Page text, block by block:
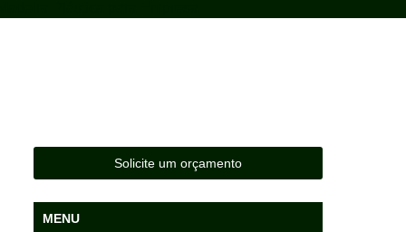
Madeira Ecológica Fachada Sustentável
Madeira Ecológica para Revestimento
Solicite um orçamento
MENU